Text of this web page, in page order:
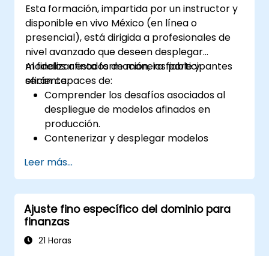
y MLOps.
Esta formación, impartida por un instructor y
disponible en vivo México (en línea o
presencial), está dirigida a profesionales de
nivel avanzado que deseen desplegar
modelos afinados de manera fiable y
eficiente.
Al finalizar esta formación, los participantes
serán capaces de:
Comprender los desafíos asociados al
despliegue de modelos afinados en
producción.
Contenerizar y desplegar modelos
Kubernetes.
Implementar supervisión y registro
(logging) para los modelos desplegados.
Optimizar los modelos en cuanto a
latencia y escalabilidad en escenarios del
mundo real.
Leer más...
Ajuste fino específico del dominio para
finanzas
21 Horas